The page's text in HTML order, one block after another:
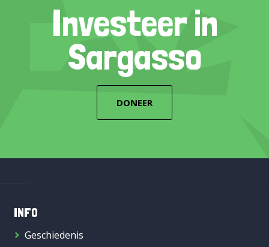
Investeer in
Sargasso
DONEER
INFO
Geschiedenis